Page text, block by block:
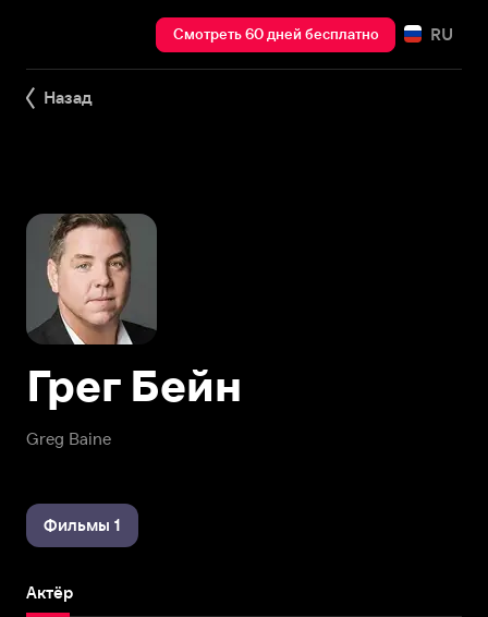
Смотреть 60 дней бесплатно RU
Назад
Greg Baine
Грег Бейн
Фильмы 1
Актёр